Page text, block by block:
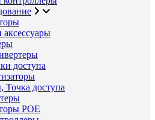
доступа
Точка доступа
POE